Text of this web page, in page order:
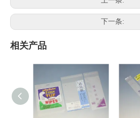
下一条:
相关产品